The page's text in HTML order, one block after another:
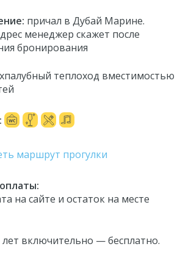
причал в Дубай Марине.
менеджер скажет после
бронирования
теплоход вместимостью
маршрут прогулки
на сайте и остаток на месте
лет включительно — бесплатно.